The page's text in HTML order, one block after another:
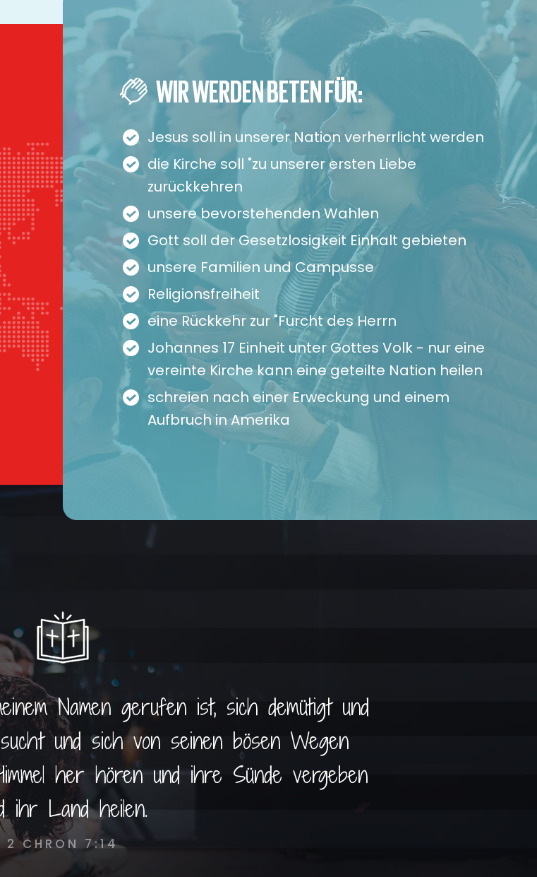
WIR WERDEN BETEN FÜR:
Jesus soll in unserer Nation verherrlicht werden
die Kirche soll "zu unserer ersten Liebe
zurückkehren
unsere bevorstehenden Wahlen
Gott soll der Gesetzlosigkeit Einhalt gebieten
unsere Familien und Campusse
Religionsfreiheit
eine Rückkehr zur "Furcht des Herrn
Johannes 17 Einheit unter Gottes Volk - nur eine
vereinte Kirche kann eine geteilte Nation heilen
schreien nach einer Erweckung und einem
Aufbruch in Amerika
Namen gerufen ist, sich demütigt und
und sich von seinen bösen Wegen
her hören und ihre Sünde vergeben
ihr Land heilen.
2 CHRON 7:14